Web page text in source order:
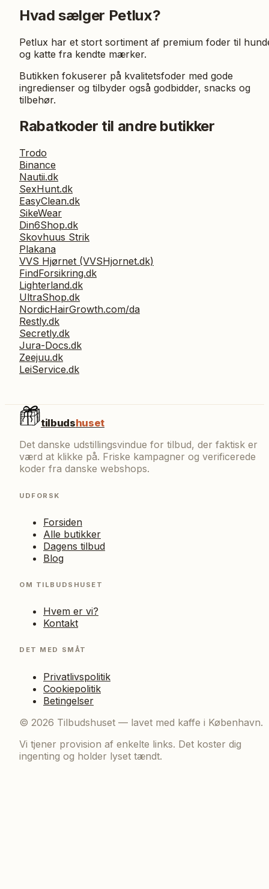
Hvad sælger Petlux?
Petlux har et stort sortiment af premium foder til
og katte fra kendte mærker.
Butikken fokuserer på kvalitetsfoder med gode
ingredienser og tilbyder også godbidder, snacks og
tilbehør.
Rabatkoder til andre butikker
Trodo
Binance
Nautii.dk
SexHunt.dk
EasyClean.dk
SikeWear
Din6Shop.dk
Skovhuus Strik
Plakana
VVS Hjørnet (VVSHjornet.dk)
FindForsikring.dk
Lighterland.dk
UltraShop.dk
NordicHairGrowth.com/da
Restly.dk
Secretly.dk
Jura-Docs.dk
Zeejuu.dk
LeiService.dk
tilbudshuset
Det danske udstillingsvindue for tilbud, der faktisk er
værd at klikke på. Friske kampagner og verificerede
koder fra danske webshops.
UDFORSK
Forsiden
Alle butikker
Dagens tilbud
Blog
OM TILBUDSHUSET
Hvem er vi?
Kontakt
DET MED SMÅT
Privatlivspolitik
Cookiepolitik
Betingelser
© 2026 Tilbudshuset — lavet med kaffe i København.
Vi tjener provision af enkelte links. Det koster dig
ingenting og holder lyset tændt.